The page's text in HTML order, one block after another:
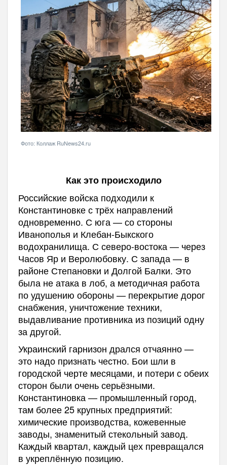
Фото: Коллаж RuNews24.ru
Как это происходило
Российские войска подходили к
Константиновке с трёх направлений
одновременно. С юга — со стороны
Иванополья и Клебан-Быкского
водохранилища. С северо-востока — через
Часов Яр и Веролюбовку. С запада — в
районе Степановки и Долгой Балки. Это
была не атака в лоб, а методичная работа
по удушению обороны — перекрытие дорог
снабжения, уничтожение техники,
выдавливание противника из позиций одну
за другой.
Украинский гарнизон дрался отчаянно —
это надо признать честно. Бои шли в
городской черте месяцами, и потери с обеих
сторон были очень серьёзными.
Константиновка — промышленный город,
там более 25 крупных предприятий:
химические производства, кожевенные
заводы, знаменитый стекольный завод.
Каждый квартал, каждый цех превращался
в укреплённую позицию.